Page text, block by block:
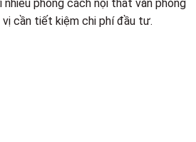
phong cách nội thất văn phòng
vị cần tiết kiệm chi phí đầu tư.